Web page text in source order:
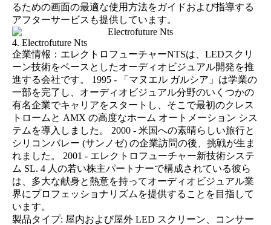
るための画面の最適な使用方法をガイドおよび指導する
アフターサービスも提供しています。
4. Electrofuture Nts
企業情報：エレクトロフューチャーNTSは、LEDスクリ
ーン技術をベースとしたオーディオビジュアル開発を推
進する会社です。 1995 - 「マヌエル ガルシア」は学業の
一部を完了し、オーディオビジュアル分野のいくつかの
有名企業でキャリアをスタートし、そこで最初のクレス
トロームと AMX の高度なホーム オートメーション シス
テムを導入しました。 2000 - 米国への素晴らしい旅行と
シリコンバレー (サンノゼ) の企業訪問の後、挑戦が生ま
れました。 2001 - エレクトロフューチャー新技術システ
ム SL. 4 人の若い株主パートナーで構成されている彼ら
は、多大な献身と熱意を持ってオーディオビジュアル業
界にプロフェッショナリズムを提供することを目指して
います。
製品タイプ: 屋内および屋外 LED スクリーン、コンサー